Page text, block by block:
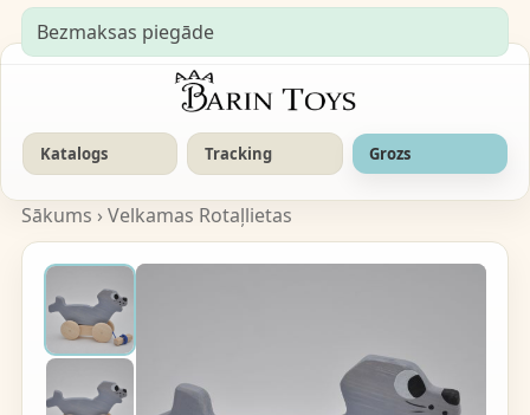
Bezmaksas piegāde
Katalogs Tracking Grozs
Sākums › Velkamas Rotaļlietas